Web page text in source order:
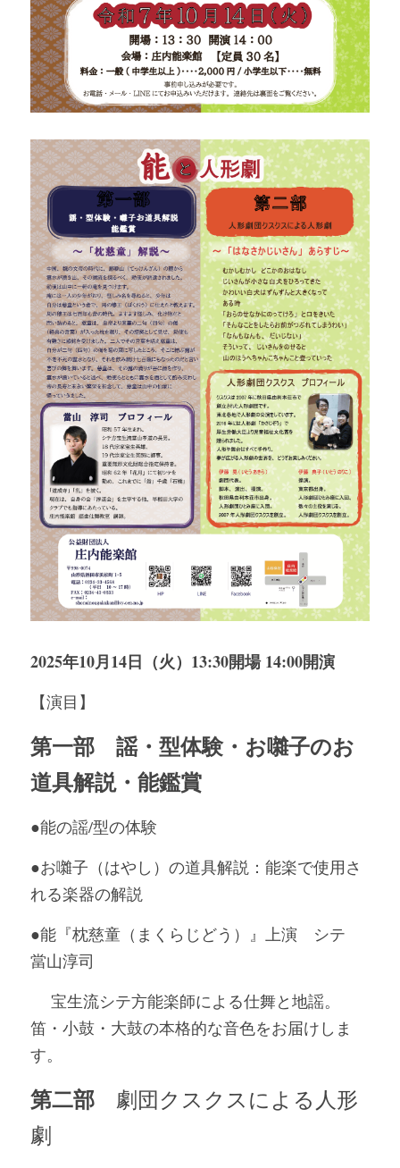
2025年10月14日（火）13:30開場 14:00開演
【演目】
第一部　謡・型体験・お囃子のお
道具解説・能鑑賞
●能の謡/型の体験
●お囃子（はやし）の道具解説：能楽で使用さ
れる楽器の解説
●能『枕慈童（まくらじどう） 』 上演　シテ
當山淳司
笛・小鼓・大鼓の本格的な音色をお届けしま
す。
第二部 劇団クスクスによる人形
劇